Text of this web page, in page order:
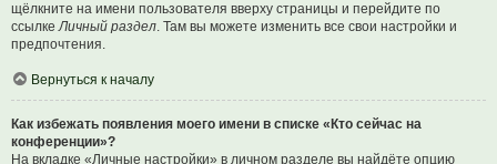
щёлкните на имени пользователя вверху страницы и перейдите по
ссылкеЛичный раздел. Там вы можете изменить все свои настройки и
предпочтения.
Вернуться к началу
Как избежать появления моего имени в списке «Кто сейчас на
конференции»?
На вкладке «Личные настройки» в личном разделе вы найдёте опцию